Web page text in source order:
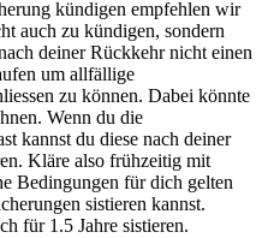
kündigen empfehlen wir
auch zu kündigen, sondern
deiner Rückkehr nicht einen
um allfällige
zu können. Dabei könnte
Wenn du die
kannst du diese nach deiner
Kläre also frühzeitig mit
Bedingungen für dich gelten
sistieren kannst.
für 1.5 Jahre sistieren.